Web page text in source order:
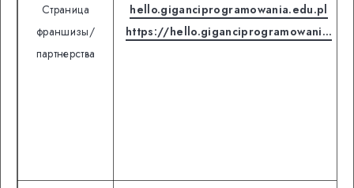
Страница
франшизы/
партнерства
hello.giganciprogramowania.edu.pl
https://hello.giganciprogramowani…